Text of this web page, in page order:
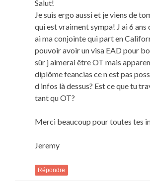
Salut!
Je suis ergo aussi et je viens de
qui est vraiment sympa! J ai 6 ans
ai ma conjointe qui part en
pouvoir avoir un visa EAD pour
sûr j aimerai être OT mais
diplôme feancias ce n est pas
d infos là dessus? Est ce que tu
tant qu OT?
Merci beaucoup pour toutes tes
Jeremy
Répondre